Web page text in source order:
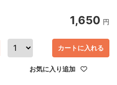
1,650 円
カートに入れる
お気に入り追加